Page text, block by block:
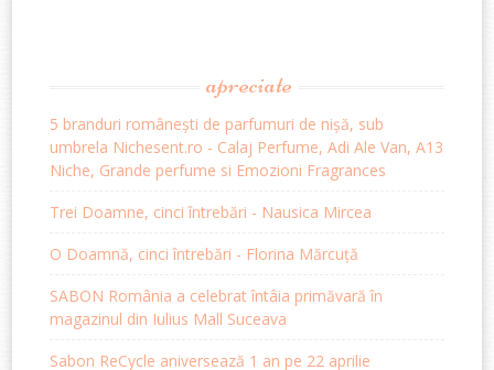
apreciate
5 branduri românești de parfumuri de nișă, sub
umbrela Nichesent.ro - Calaj Perfume, Adi Ale Van, A13
Niche, Grande perfume si Emozioni Fragrances
Trei Doamne, cinci întrebări - Nausica Mircea
O Doamnă, cinci întrebări - Florina Mărcuță
SABON România a celebrat întâia primăvară în
magazinul din Iulius Mall Suceava
Sabon ReCycle aniversează 1 an pe 22 aprilie